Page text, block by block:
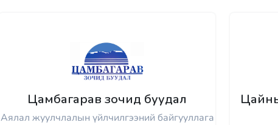
Цамбагарав зочид буудал
Аялал жуулчлалын үйлчилгээний байгууллага